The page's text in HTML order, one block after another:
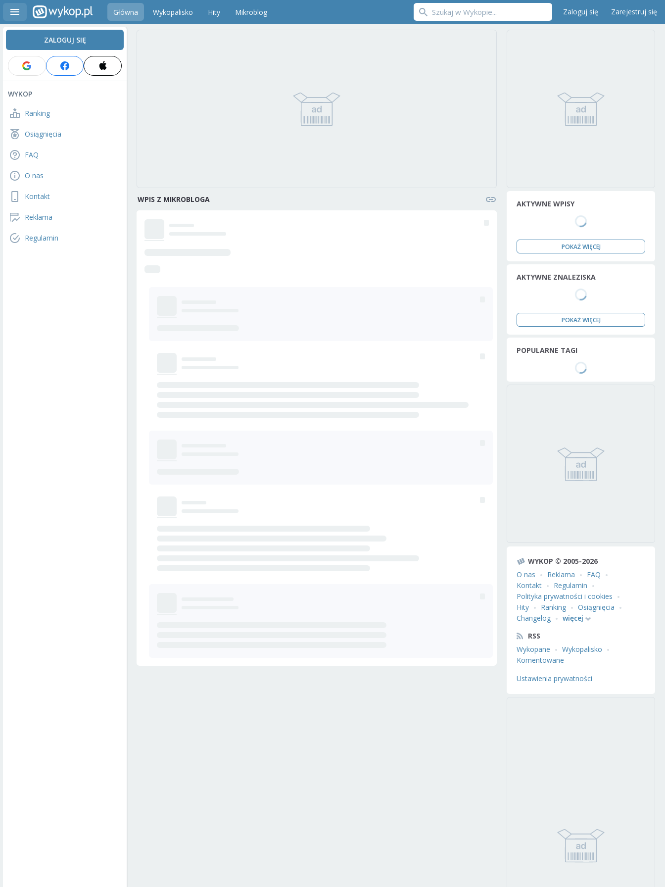
Główna Wykopalisko Hity Mikroblog Zaloguj się Zarejestruj się
ZALOGUJ SIĘ
WYKOP
Ranking
Osiągnięcia
FAQ
O nas
Kontakt
Reklama
Regulamin
WPIS Z MIKROBLOGA AKTYWNE WPISY
POKAŻ WIĘCEJ
AKTYWNE ZNALEZISKA
POKAŻ WIĘCEJ
POPULARNE TAGI
WYKOP © 2005-2026
O nas
Reklama
FAQ
Kontakt
Regulamin
Polityka prywatności i cookies
Hity
Ranking
Osiągnięcia
Changelog
więcej
RSS
Wykopane
Wykopalisko
Komentowane
Ustawienia prywatności